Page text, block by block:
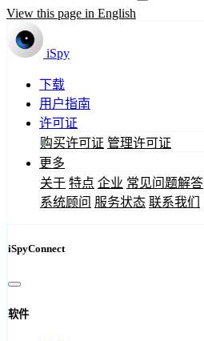
View this page in English
iSpy
下载
用户指南
许可证
购买许可证 管理许可证
更多
关于 特点 企业 常见问题解答
系统顾问 服务状态 联系我们
iSpyConnect
软件